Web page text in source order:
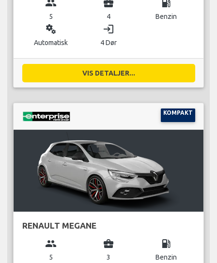
group
5
business_center
4
local_gas_station
Benzin
miscellaneous_services
Automatisk
login
4 Dør
VIS DETALJER...
KOMPAKT
RENAULT MEGANE
group
5
business_center
3
local_gas_station
Benzin